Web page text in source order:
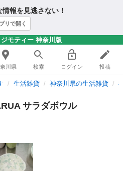
報を見逃さない！
リで開く
モティー 神奈川版
川県 検索 ログイン 投稿
生活雑貨 神奈川県の生活雑貨
サラダボウル